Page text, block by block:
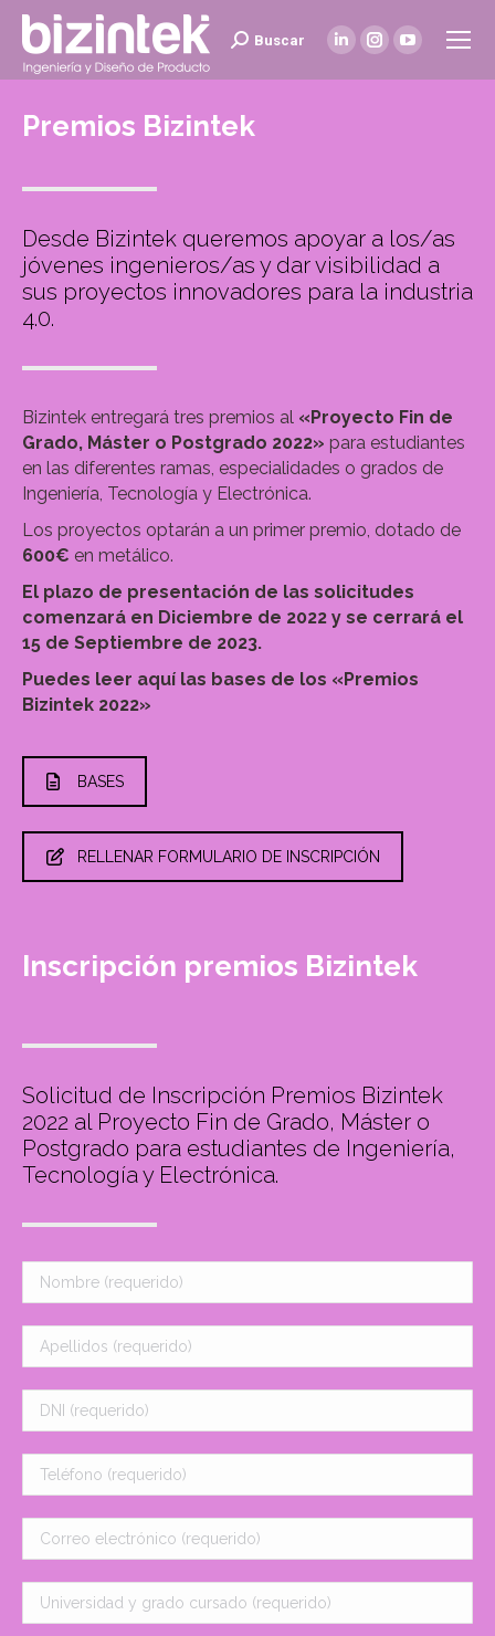
Buscar:
Buscar
Linkedin
page
Instagram
page
YouTube
page
Premios Bizintek
Desde Bizintek queremos apoyar a los/as
jóvenes ingenieros/as y dar visibilidad a
sus proyectos innovadores para la industria
4.0.
Bizintek entregará tres premios al «Proyecto Fin de
Grado, Máster o Postgrado 2022» para estudiantes
en las diferentes ramas, especialidades o grados de
Ingeniería, Tecnología y Electrónica.
Los proyectos optarán a un primer premio, dotado de
600€ en metálico.
El plazo de presentación de las solicitudes
comenzará en Diciembre de 2022 y se cerrará el
15 de Septiembre de 2023.
Puedes leer aquí las bases de los «Premios
Bizintek 2022»
BASES
RELLENAR FORMULARIO DE INSCRIPCIÓN
Inscripción premios Bizintek
Solicitud de Inscripción Premios Bizintek
2022 al Proyecto Fin de Grado, Máster o
Postgrado para estudiantes de Ingeniería,
Tecnología y Electrónica.